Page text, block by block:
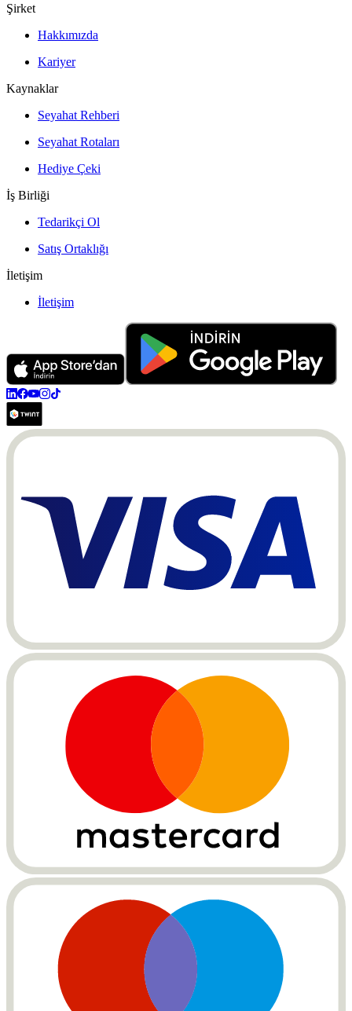
Şirket
Hakkımızda
Kariyer
Kaynaklar
Seyahat Rehberi
Seyahat Rotaları
Hediye Çeki
İş Birliği
Tedarikçi Ol
Satış Ortaklığı
İletişim
İletişim